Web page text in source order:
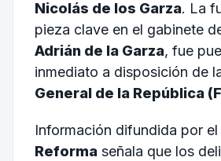
Nicolás de los Garza. La
pieza clave en el gabinete
Adrián de la Garza, fue
inmediato a disposición de
General de la República
Información difundida por el
Reformaseñala que los